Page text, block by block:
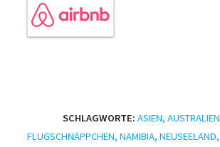
SCHLAGWORTE: ASIEN,AUSTRALIEN
FLUGSCHNÄPPCHEN, NAMIBIA, NEUSEELAND,